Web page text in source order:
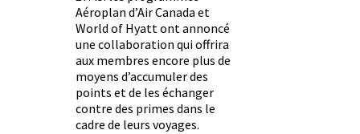
Aéroplan d’Air Canada et
World of Hyatt ont annoncé
une collaboration qui offrira
aux membres encore plus de
moyens d’accumuler des
points et de les échanger
contre des primes dans le
cadre de leurs voyages.